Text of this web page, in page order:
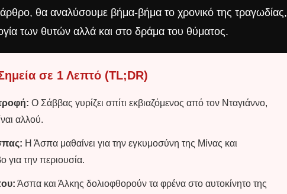
θα αναλύσουμε βήμα-βήμα το χρονικό της τραγωδίας,
των θυτών αλλά και στο δράμα του θύματος.
σε 1 Λεπτό (TL;DR)
Ο Σάββας γυρίζει σπίτι εκβιαζόμενος από τον Νταγιάννο,
αλλού.
Η Άσπα μαθαίνει για την εγκυμοσύνη της Μίνας και
για την περιουσία.
Άσπα και Άλκης δολιοφθορούν τα φρένα στο αυτοκίνητο της